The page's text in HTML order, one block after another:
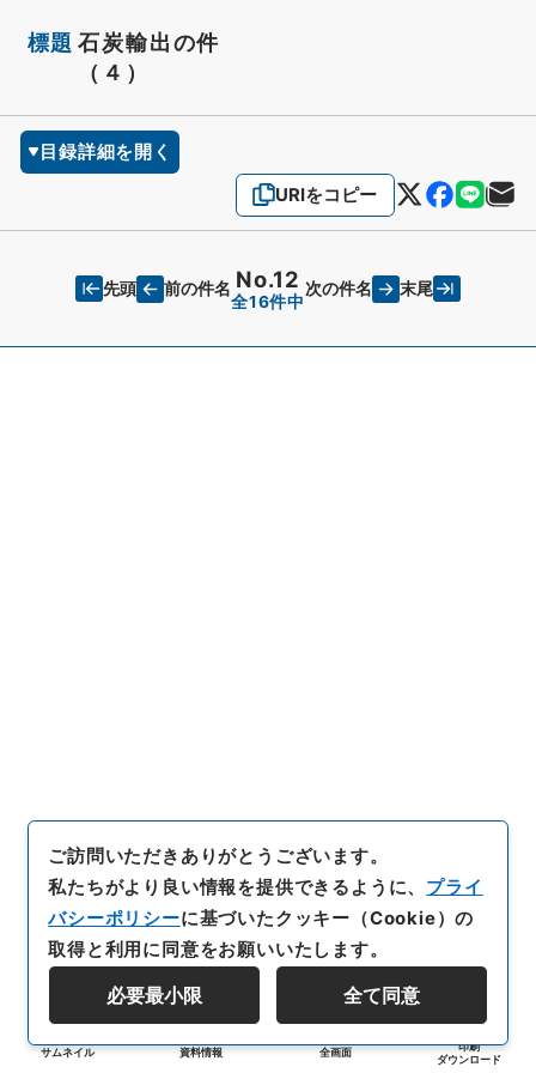
標題 石炭輸出の件
（４）
目録詳細を開く
URIをコピー
先頭 前の件名 No.12
全16件中
次の件名 末尾
サムネイル 資料情報 全画面
印刷
ダウンロード
ご訪問いただきありがとうございます。
私たちがより良い情報を提供できるように、 プライ
バシーポリシーに基づいたクッキー（Cookie）の
取得と利用に同意をお願いいたします。
必要最小限 全て同意